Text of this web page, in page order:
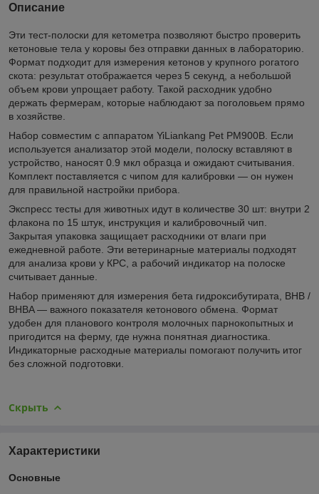
Описание
Эти тест-полоски для кетометра позволяют быстро проверить
кетоновые тела у коровы без отправки данных в лабораторию.
Формат подходит для измерения кетонов у крупного рогатого
скота: результат отображается через 5 секунд, а небольшой
объем крови упрощает работу. Такой расходник удобно
держать фермерам, которые наблюдают за поголовьем прямо
в хозяйстве.
Набор совместим с аппаратом YiLiankang Pet PM900B. Если
используется анализатор этой модели, полоску вставляют в
устройство, наносят 0.9 мкл образца и ожидают считывания.
Комплект поставляется с чипом для калибровки — он нужен
для правильной настройки прибора.
Экспресс тесты для животных идут в количестве 30 шт: внутри 2
флакона по 15 штук, инструкция и калибровочный чип.
Закрытая упаковка защищает расходники от влаги при
ежедневной работе. Эти ветеринарные материалы подходят
для анализа крови у КРС, а рабочий индикатор на полоске
считывает данные.
Набор применяют для измерения бета гидроксибутирата, BHB /
BHBA — важного показателя кетонового обмена. Формат
удобен для планового контроля молочных парнокопытных и
пригодится на ферму, где нужна понятная диагностика.
Индикаторные расходные материалы помогают получить итог
без сложной подготовки.
Скрыть
Характеристики
Основные